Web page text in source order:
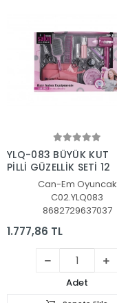
YLQ-083 BÜYÜK KUT
PİLLİ GÜZELLİK SETİ 12
Can-Em Oyuncak
C02.YLQ083
8682729637037
1.777,86 TL
Adet